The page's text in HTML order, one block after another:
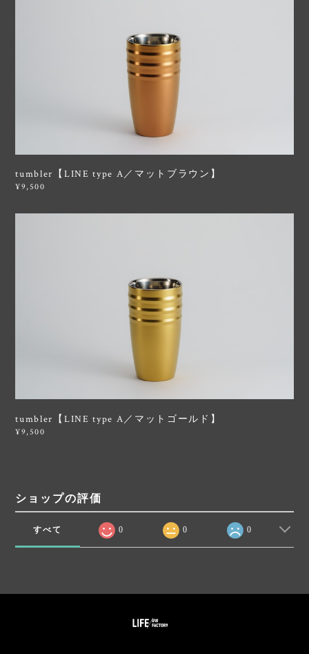
tumbler【LINE type A／マットブラウン】
¥9,500
tumbler【LINE type A／マットゴールド】
¥9,500
ショップの評価
すべて 0 0 0